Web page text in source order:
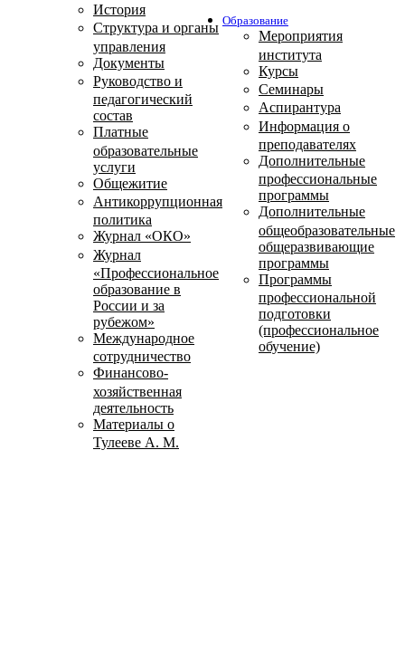
История
Структура и органы
управления
Документы
Руководство и
педагогический
состав
Платные
образовательные
услуги
Общежитие
Антикоррупционная
политика
Журнал «ОКО»
Журнал
«Профессиональное
образование в
России и за
рубежом»
Международное
сотрудничество
Финансово-
хозяйственная
деятельность
Материалы о
Тулееве А. М.
Образование
Мероприятия
института
Курсы
Семинары
Аспирантура
Информация о
преподавателях
Дополнительные
профессиональные
программы
Дополнительные
общеобразовательные
общеразвивающие
программы
Программы
профессиональной
подготовки
(профессиональное
обучение)